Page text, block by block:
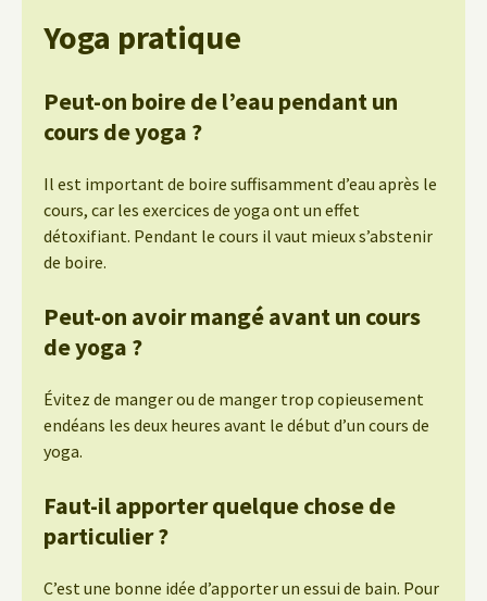
Yoga pratique
Peut-on boire de l’eau pendant un
cours de yoga ?
Il est important de boire suffisamment d’eau après le
cours, car les exercices de yoga ont un effet
détoxifiant. Pendant le cours il vaut mieux s’abstenir
de boire.
Peut-on avoir mangé avant un cours
de yoga ?
Évitez de manger ou de manger trop copieusement
endéans les deux heures avant le début d’un cours de
yoga.
Faut-il apporter quelque chose de
particulier ?
C’est une bonne idée d’apporter un essui de bain. Pour